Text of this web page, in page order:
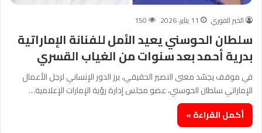
الخبر الفوري 11 يناير، 2026 150
سلطان الحوسني يعيد الأمل للفنانة الإماراتية
بدرية أحمد بعد سنوات من الغياب القسري
في موقف يجسّد معنى النصير الحقيقي، برز الدور الإنساني لرجل الأعمال
الإماراتي سلطان الحوسني، عضو مجلس إدارة رؤية الإمارات الإعلامية…
أكمل القراءة »